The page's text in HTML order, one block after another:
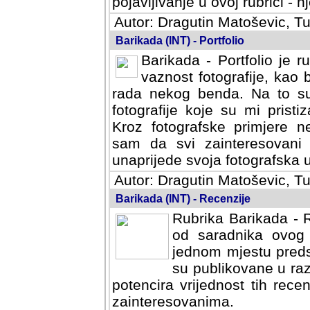
Autor: Dragutin Matoševic,
Barikada (INT) - Portfolio
Barikada - Portfolio je
vaznost fotografije, kao
rada nekog benda. Na to
fotografije koje su mi
fotografske primjere
svi zainteresovani
svoja fotografska umijeca.
Autor: Dragutin Matoševic,
Barikada (INT) - Recenzije
Rubrika Barikada -
od saradnika
jednom mjestu
su publikovane u
potencira vrijednost tih
zainteresovanima.